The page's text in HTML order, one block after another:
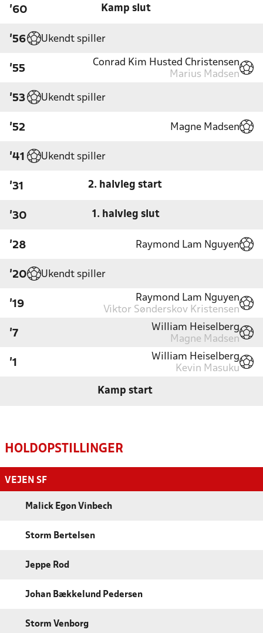
'60 Kamp slut
'56 Ukendt spiller
'55
Conrad Kim Husted Christensen
Marius Madsen
'53 Ukendt spiller
'52 Magne Madsen
'41 Ukendt spiller
'31 2. halvleg start
'30 1. halvleg slut
'28 Raymond Lam Nguyen
'20 Ukendt spiller
'19
Raymond Lam Nguyen
Viktor Sønderskov Kristensen
'7
William Heiselberg
Magne Madsen
'1
William Heiselberg
Kevin Masuku
Kamp start
HOLDOPSTILLINGER
VEJEN SF
Malick Egon Vinbech
Storm Bertelsen
Jeppe Rod
Johan Bækkelund Pedersen
Storm Venborg